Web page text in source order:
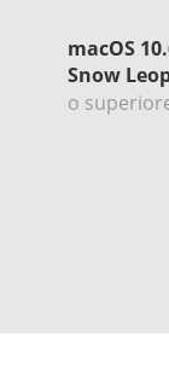
macOS
Snow
o